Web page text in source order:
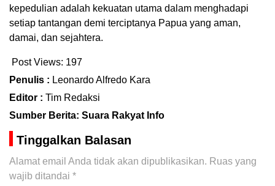
kepedulian adalah kekuatan utama dalam menghadapi
setiap tantangan demi terciptanya Papua yang aman,
damai, dan sejahtera.
Post Views: 197
Penulis : Leonardo Alfredo Kara
Editor : Tim Redaksi
Sumber Berita: Suara Rakyat Info
Tinggalkan Balasan
Alamat email Anda tidak akan dipublikasikan. Ruas yang
wajib ditandai *